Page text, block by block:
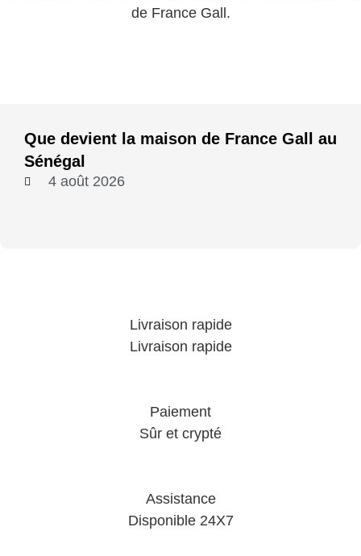
Que devient la maison de France Gall au
Sénégal
4 août 2026
Livraison rapide
Livraison rapide
Paiement
Sûr et crypté
Assistance
Disponible 24X7